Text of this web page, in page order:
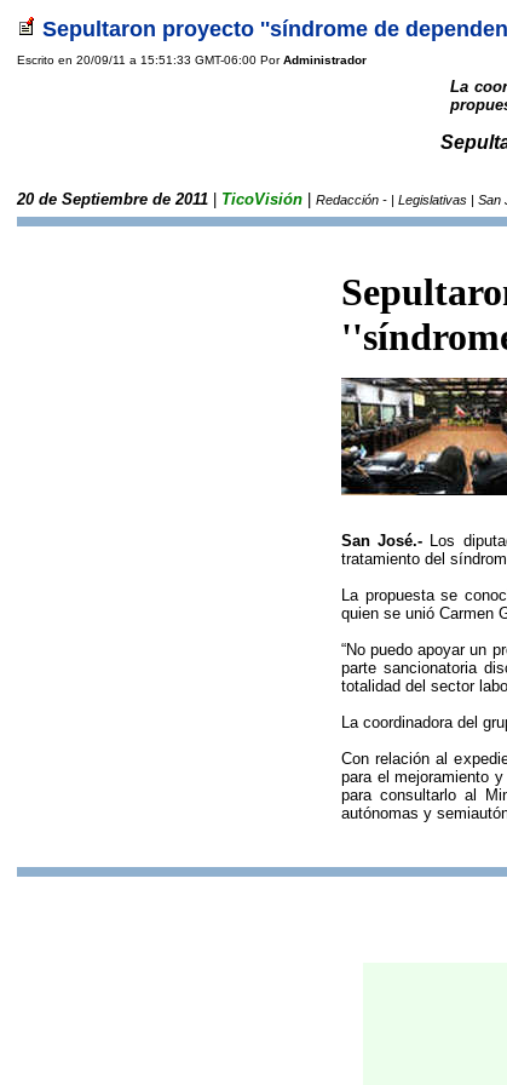
Sepultaron proyecto ''síndrome de
Escrito en 20/09/11 a 15:51:33 GMT-06:00 PorAdministrador
La
20 de Septiembre de 2011 TicoVisión Redacción - | Legislativas | San
San José.- Los
tratamiento del
La propuesta se
quien se unió Carmen
“No puedo apoyar un
parte sancionatoria
totalidad del sector
La coordinadora del
Con relación al
para el mejoramiento
para consultarlo al
autónomas y